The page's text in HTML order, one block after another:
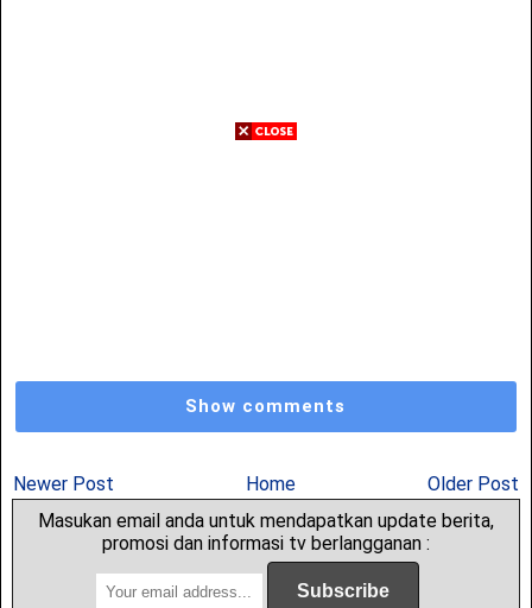
Show comments
Newer Post Home
Older Post
Masukan email anda untuk mendapatkan update berita,
promosi dan informasi tv berlangganan :